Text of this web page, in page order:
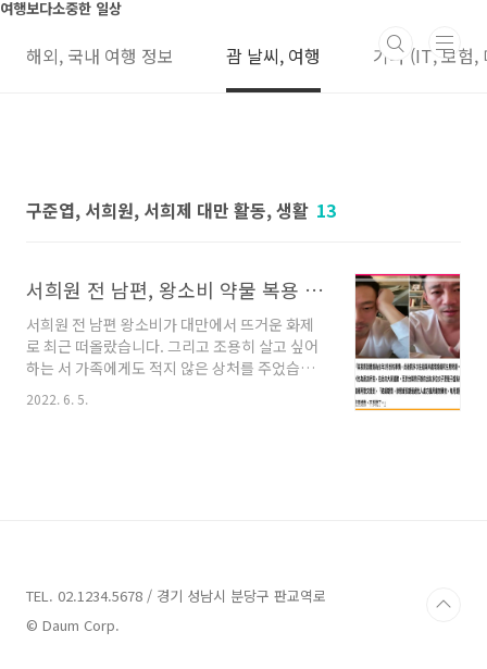
본문 바로가기
여행보다소중한 일상
해외, 국내 여행 정보 괌 날씨, 여행 기타 (IT, 보험,
구준엽, 서희원, 서희제 대만 활동, 생활 13
서희원 전 남편, 왕소비 약물 복용 폭로, 급 사과 글 올린 사연
서희원 전 남편 왕소비가 대만에서 뜨거운 화제
로 최근 떠올랐습니다. 그리고 조용히 살고 싶어
하는 서 가족에게도 적지 않은 상처를 주었습니
다. 보통 여자 문제로 매체에 오르내렸으나, 이번
에는 큰 실언으로 많은 사람들의 지탄을 받고 있
요식업을 사업을 하는 사업가로, 중국 페이스북
인 웨이보에 5월 31일 약 19시쯤에 서희원 가족
과 모두에게 뼈저린 사과문..
2022. 6. 5.
TEL. 02.1234.5678 / 경기 성남시 분당구 판교역로
© Daum Corp.